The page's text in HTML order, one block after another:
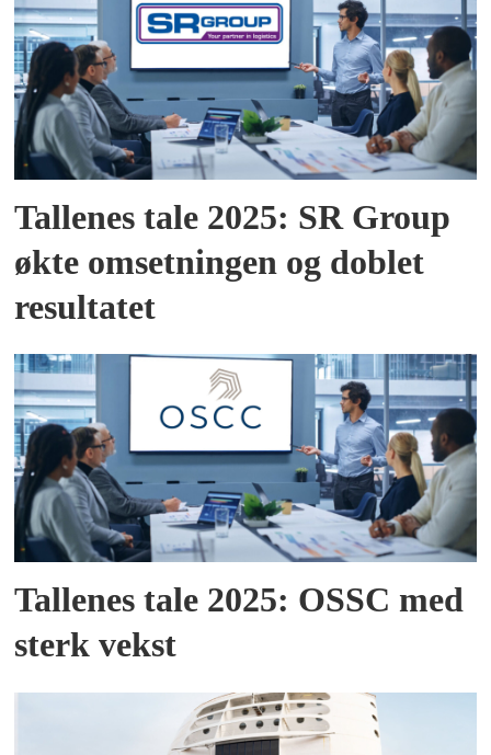
Tallenes tale 2025: SR Group
økte omsetningen og doblet
resultatet
Tallenes tale 2025: OSSC med
sterk vekst